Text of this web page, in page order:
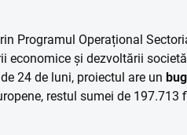
Programul Operațional
economice și dezvoltării
24 de luni, proiectul are un
restul sumei de